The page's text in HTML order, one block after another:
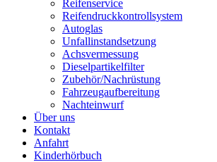
Reifenservice
Reifendruckkontrollsystem
Autoglas
Unfallinstandsetzung
Achsvermessung
Dieselpartikelfilter
Zubehör/Nachrüstung
Fahrzeugaufbereitung
Nachteinwurf
Über uns
Kontakt
Anfahrt
Kinderhörbuch